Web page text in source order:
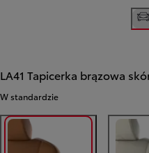
LA41 Tapicerka brązowa
W standardzie